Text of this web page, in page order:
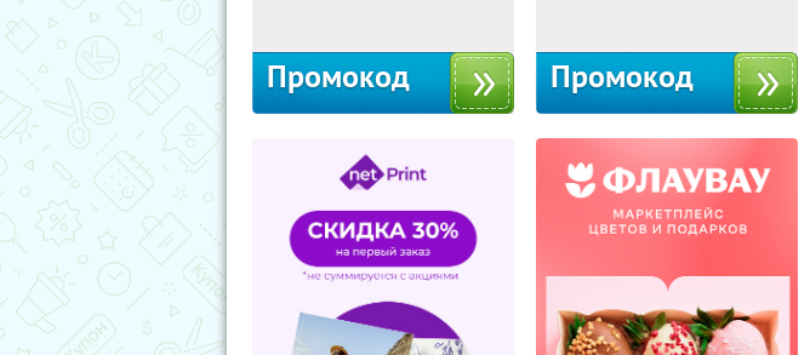
Промокод Промокод